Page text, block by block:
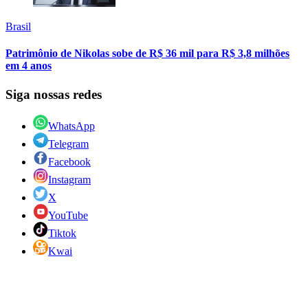
Brasil
Patrimônio de Nikolas sobe de R$ 36 mil para R$ 3,8 milhões
em 4 anos
Siga nossas redes
WhatsApp
Telegram
Facebook
Instagram
X
YouTube
Tiktok
Kwai